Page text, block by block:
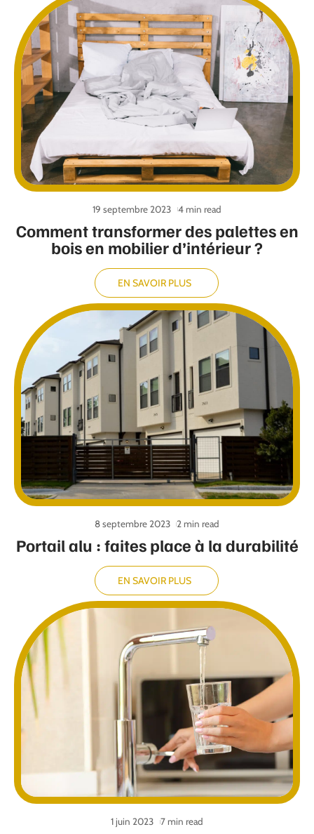
Comment transformer des palettes en
bois en mobilier d’intérieur ?
19 septembre 2023 4 min read
EN SAVOIR PLUS
Portail alu : faites place à la durabilité
8 septembre 2023 2 min read
EN SAVOIR PLUS
1 juin 2023 7 min read